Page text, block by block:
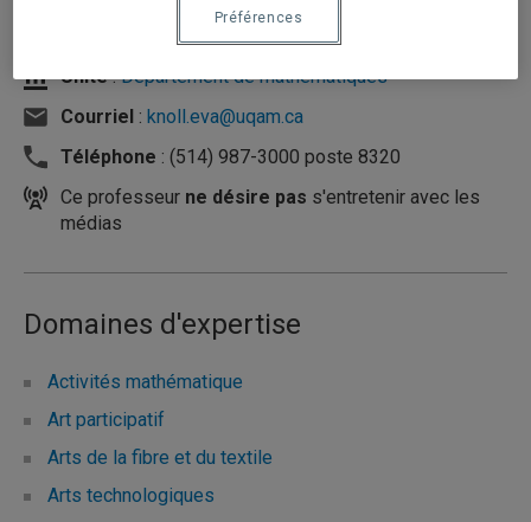
Unité:Département de mathématiques
Courriel : knoll.eva@uqam.ca
Téléphone : (514) 987-3000 poste 8320
Ce professeur ne désire pas s'entretenir avec les
médias
Domaines d'expertise
Activités mathématique
Art participatif
Arts de la fibre et du textile
Arts technologiques
Préférences